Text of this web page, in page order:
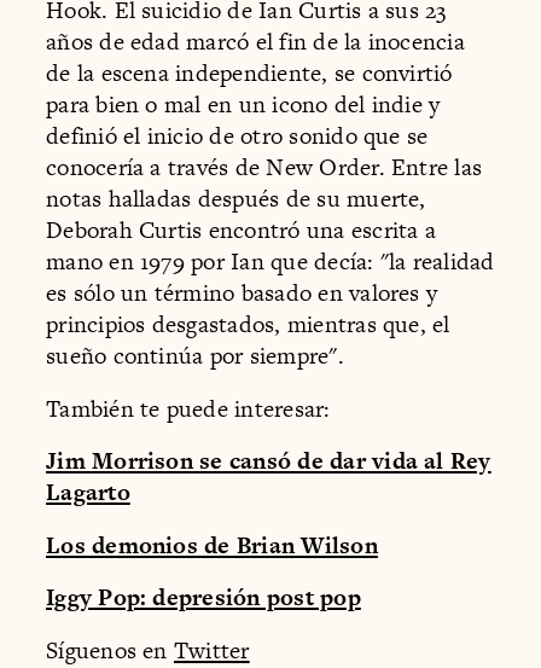
Hook. El suicidio de Ian Curtis a sus 23
años de edad marcó el fin de la inocencia
de la escena independiente, se convirtió
para bien o mal en un icono del indie y
definió el inicio de otro sonido que se
conocería a través de New Order. Entre las
notas halladas después de su muerte,
Deborah Curtis encontró una escrita a
mano en 1979 por Ian que decía: "la realidad
es sólo un término basado en valores y
principios desgastados, mientras que, el
sueño continúa por siempre".
También te puede interesar:
Jim Morrison se cansó de dar vida al Rey
Lagarto
Los demonios de Brian Wilson
Iggy Pop: depresión post pop
Síguenos en Twitter